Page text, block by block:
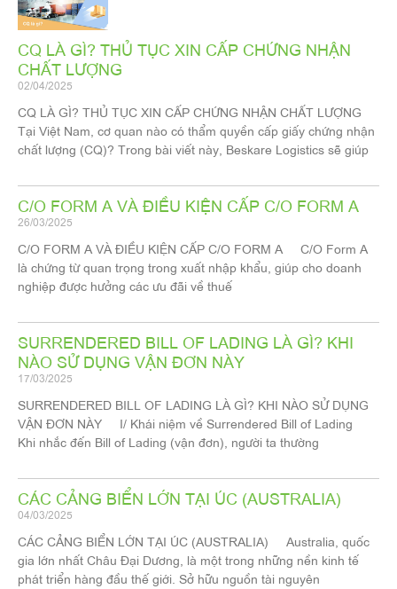
CQ LÀ GÌ? THỦ TỤC XIN CẤP CHỨNG NHẬN
CHẤT LƯỢNG
02/04/2025
CQ LÀ GÌ? THỦ TỤC XIN CẤP CHỨNG NHẬN CHẤT LƯỢNG
Tại Việt Nam, cơ quan nào có thẩm quyền cấp giấy chứng nhận
chất lượng (CQ)? Trong bài viết này, Beskare Logistics sẽ giúp
C/O FORM A VÀ ĐIỀU KIỆN CẤP C/O FORM A
26/03/2025
C/O FORM A VÀ ĐIỀU KIỆN CẤP C/O FORM A C/O Form A
là chứng từ quan trọng trong xuất nhập khẩu, giúp cho doanh
nghiệp được hưởng các ưu đãi về thuế
SURRENDERED BILL OF LADING LÀ GÌ? KHI
NÀO SỬ DỤNG VẬN ĐƠN NÀY
17/03/2025
SURRENDERED BILL OF LADING LÀ GÌ? KHI NÀO SỬ DỤNG
VẬN ĐƠN NÀY I/ Khái niệm về Surrendered Bill of Lading
Khi nhắc đến Bill of Lading (vận đơn), người ta thường
CÁC CẢNG BIỂN LỚN TẠI ÚC (AUSTRALIA)
04/03/2025
CÁC CẢNG BIỂN LỚN TẠI ÚC (AUSTRALIA) Australia, quốc
gia lớn nhất Châu Đại Dương, là một trong những nền kinh tế
phát triển hàng đầu thế giới. Sở hữu nguồn tài nguyên